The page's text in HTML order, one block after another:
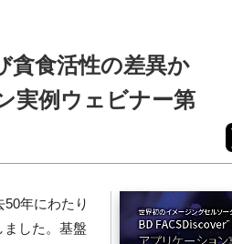
貪食活性の差異か
実例ウェビナー第
年にわたり
した。基盤